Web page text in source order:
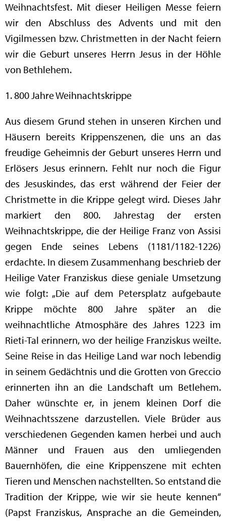
Weihnachtsfest. Mit dieser Heiligen Messe feiern
wir den Abschluss des Advents und mit den
Vigilmessen bzw. Christmetten in der Nacht feiern
wir die Geburt unseres Herrn Jesus in der Höhle
von Bethlehem.
1. 800 Jahre Weihnachtskrippe
Aus diesem Grund stehen in unseren Kirchen und
Häusern bereits Krippenszenen, die uns an das
freudige Geheimnis der Geburt unseres Herrn und
Erlösers Jesus erinnern. Fehlt nur noch die Figur
des Jesuskindes, das erst während der Feier der
Christmette in die Krippe gelegt wird. Dieses Jahr
markiert den 800. Jahrestag der ersten
Weihnachtskrippe, die der Heilige Franz von Assisi
gegen Ende seines Lebens (1181/1182-1226)
erdachte. In diesem Zusammenhang beschrieb der
Heilige Vater Franziskus diese geniale Umsetzung
wie folgt: „Die auf dem Petersplatz aufgebaute
Krippe möchte 800 Jahre später an die
weihnachtliche Atmosphäre des Jahres 1223 im
Rieti-Tal erinnern, wo der heilige Franziskus weilte.
Seine Reise in das Heilige Land war noch lebendig
in seinem Gedächtnis und die Grotten von Greccio
erinnerten ihn an die Landschaft um Betlehem.
Daher wünschte er, in jenem kleinen Dorf die
Weihnachtsszene darzustellen. Viele Brüder aus
verschiedenen Gegenden kamen herbei und auch
Männer und Frauen aus den umliegenden
Bauernhöfen, die eine Krippenszene mit echten
Tieren und Menschen nachstellten. So entstand die
Tradition der Krippe, wie wir sie heute kennen“
(Papst Franziskus, Ansprache an die Gemeinden,